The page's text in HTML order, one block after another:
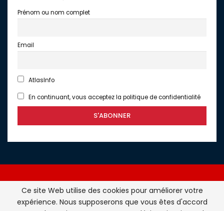
Prénom ou nom complet
Email
AtlasInfo
En continuant, vous acceptez la politique de confidentialité
Atlasinfo.fr : l'essentiel de l'actualité de la France et du
Ce site Web utilise des cookies pour améliorer votre
expérience. Nous supposerons que vous êtes d'accord